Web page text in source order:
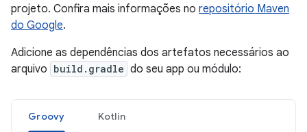
projeto. Confira mais informações no repositório Maven
do Google.
Adicione as dependências dos artefatos necessários ao
arquivo build.gradle do seu app ou módulo:
Groovy Kotlin